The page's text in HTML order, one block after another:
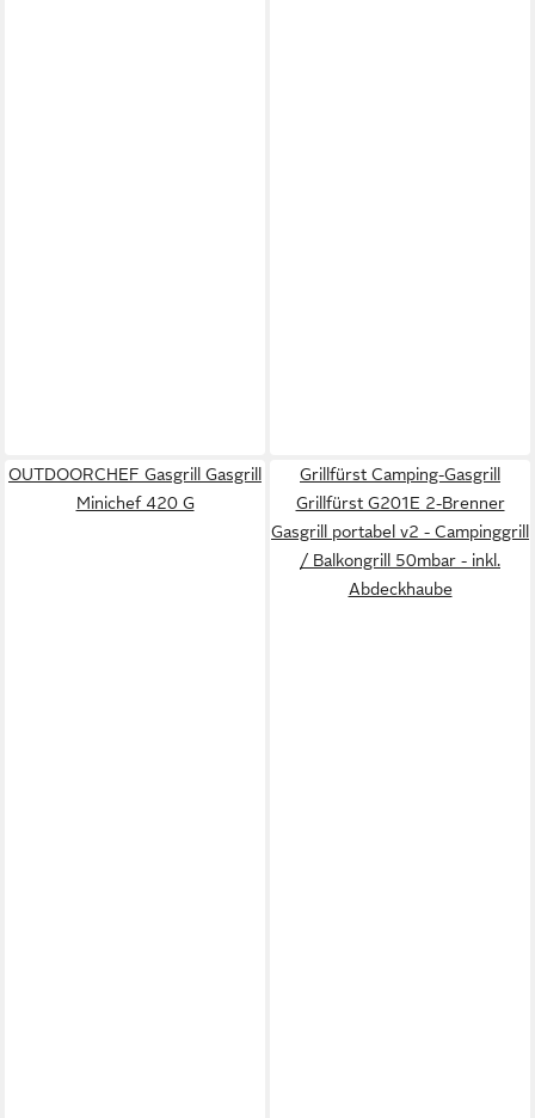
OUTDOORCHEF Gasgrill Gasgrill
Minichef 420 G
Grillfürst Camping-Gasgrill
Grillfürst G201E 2-Brenner
Gasgrill portabel v2 - Campinggrill
/ Balkongrill 50mbar - inkl.
Abdeckhaube